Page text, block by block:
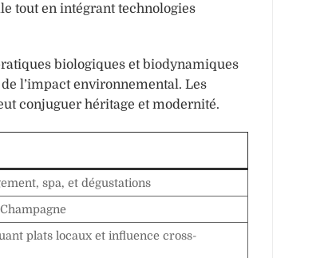
tout en intégrant technologies
biologiques et biodynamiques
l’impact environnemental. Les
conjuguer héritage et modernité.
spa, et dégustations
plats locaux et influence cross-